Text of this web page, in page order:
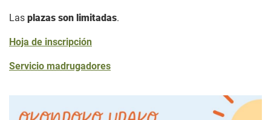
Las plazas son limitadas.
Hoja de inscripción
Servicio madrugadores